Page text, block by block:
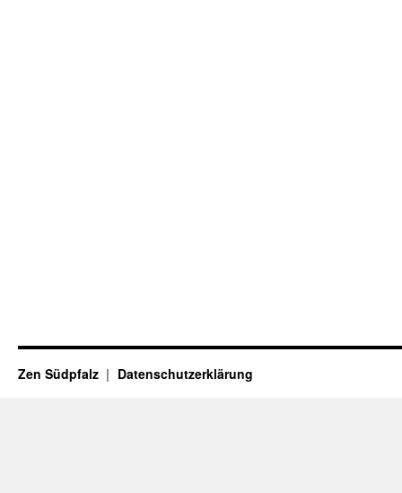
Zen Südpfalz Datenschutzerklärung